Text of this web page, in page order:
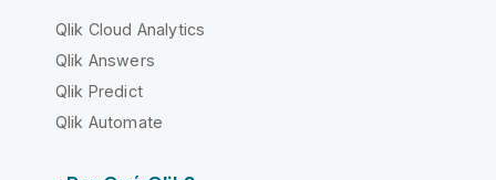
Qlik Cloud Analytics
Qlik Answers
Qlik Predict
Qlik Automate